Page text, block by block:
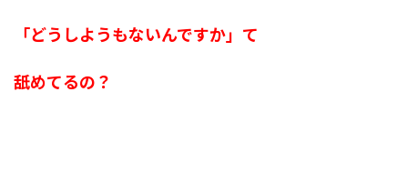
「どうしようもないんですか」て
舐めてるの？